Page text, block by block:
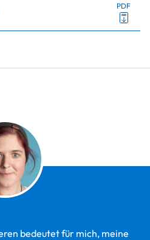
PDF
bedeutet für mich, meine